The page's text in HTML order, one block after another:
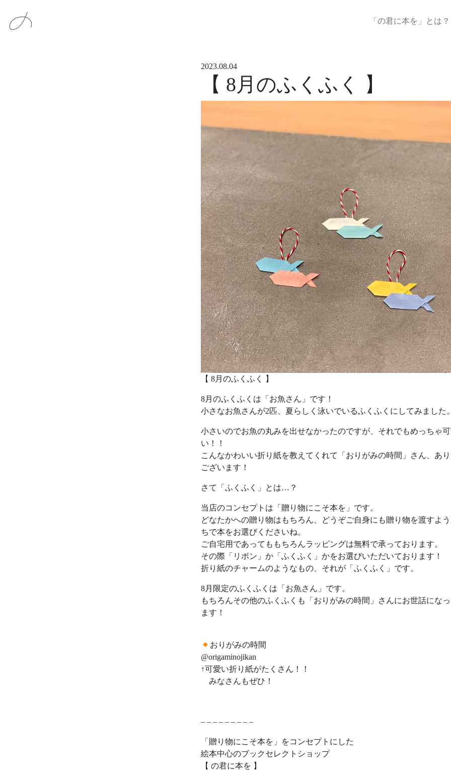
メインナビゲーション 「の君に本を」とは？
2023.08.04
【 8月のふくふく 】
【 8月のふくふく 】
8月のふくふくは「お魚さん」です！
小さなお魚さんが2匹、夏らしく泳いでいるふくふくにしてみました
小さいのでお魚の丸みを出せなかったのですが、それでもめっちゃ
い！！
こんなかわいい折り紙を教えてくれて「おりがみの時間」さん、あ
ございます！
さて「ふくふく」とは…？
当店のコンセプトは「贈り物にこそ本を」です。
どなたかへの贈り物はもちろん、どうぞご自身にも贈り物を渡すよ
ちで本をお選びくださいね。
ご自宅用であってももちろんラッピングは無料で承っております。
その際「リボン」か「ふくふく」かをお選びいただいております！
折り紙のチャームのようなもの、それが「ふくふく」です。
8月限定のふくふくは「お魚さん」です。
もちろんその他のふくふくも「おりがみの時間」さんにお世話にな
ます！
おりがみの時間
@origaminojikan
↑可愛い折り紙がたくさん！！
みなさんもぜひ！
– – – – – – – – –
「贈り物にこそ本を」をコンセプトにした
絵本中心のブックセレクトショップ
【 の君に本を 】